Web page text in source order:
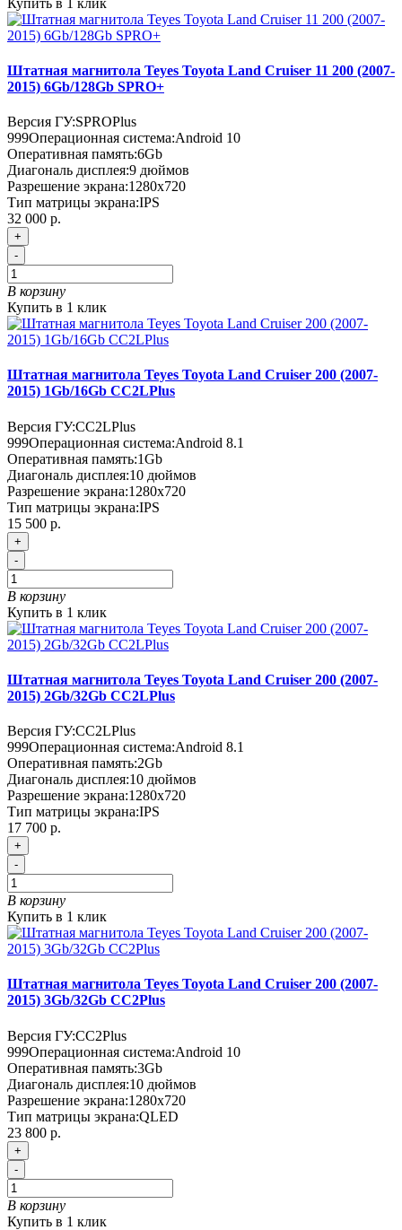
Штатная магнитола Teyes Toyota Land Cruiser 11 200 (2007-
2015) 6Gb/128Gb SPRO+
Версия ГУ:SPROPlus
999Операционная система:Android 10
Оперативная память:6Gb
Диагональ дисплея:9 дюймов
Разрешение экрана:1280x720
Тип матрицы экрана:IPS
32 000 р.
+
-
В корзину
Купить в 1 клик
Штатная магнитола Teyes Toyota Land Cruiser 200 (2007-
2015) 1Gb/16Gb CC2LPlus
Версия ГУ:CC2LPlus
999Операционная система:Android 8.1
Оперативная память:1Gb
Диагональ дисплея:10 дюймов
Разрешение экрана:1280x720
Тип матрицы экрана:IPS
15 500 р.
+
-
В корзину
Купить в 1 клик
Штатная магнитола Teyes Toyota Land Cruiser 200 (2007-
2015) 2Gb/32Gb CC2LPlus
Версия ГУ:CC2LPlus
999Операционная система:Android 8.1
Оперативная память:2Gb
Диагональ дисплея:10 дюймов
Разрешение экрана:1280x720
Тип матрицы экрана:IPS
17 700 р.
+
-
В корзину
Купить в 1 клик
Штатная магнитола Teyes Toyota Land Cruiser 200 (2007-
2015) 3Gb/32Gb CC2Plus
Версия ГУ:CC2Plus
999Операционная система:Android 10
Оперативная память:3Gb
Диагональ дисплея:10 дюймов
Разрешение экрана:1280x720
Тип матрицы экрана:QLED
23 800 р.
+
-
В корзину
Купить в 1 клик